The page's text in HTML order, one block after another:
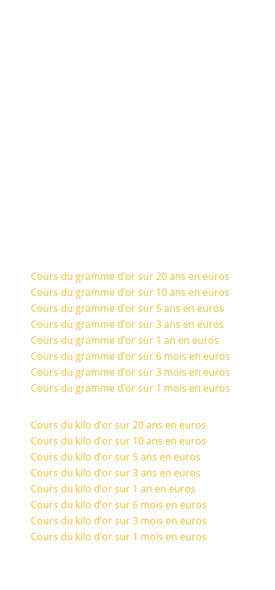
Cours du gramme d’or sur 20 ans en euros
Cours du gramme d’or sur 10 ans en euros
Cours du gramme d’or sur 5 ans en euros
Cours du gramme d’or sur 3 ans en euros
Cours du gramme d’or sur 1 an en euros
Cours du gramme d’or sur 6 mois en euros
Cours du gramme d’or sur 3 mois en euros
Cours du gramme d’or sur 1 mois en euros
Cours du kilo d’or sur 20 ans en euros
Cours du kilo d’or sur 10 ans en euros
Cours du kilo d’or sur 5 ans en euros
Cours du kilo d’or sur 3 ans en euros
Cours du kilo d’or sur 1 an en euros
Cours du kilo d’or sur 6 mois en euros
Cours du kilo d’or sur 3 mois en euros
Cours du kilo d’or sur 1 mois en euros